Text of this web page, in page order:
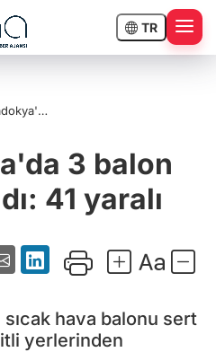
TR
3 balon
41 yaralı
hava balonu sert
yerlerinden